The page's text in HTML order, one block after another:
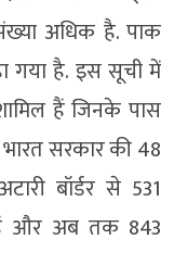
संख्या अधिक है. पाक
गया है. इस सूची में
हैं जिनके पास
सरकार की 48
बॉर्डर से 531
हैं और अब तक 843